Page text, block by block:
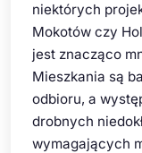
niektórych
Mokotów czy
jest znacząco
Mieszkania są
odbioru, a
drobnych
wymagających